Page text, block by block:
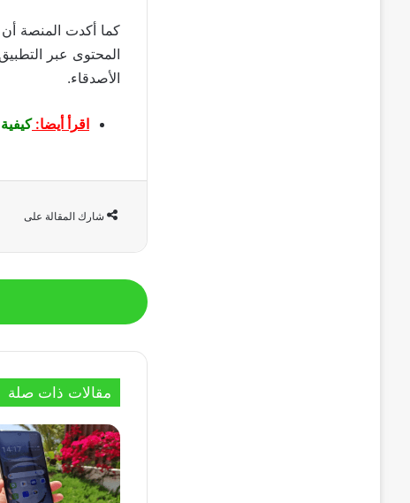
المحتوى عبر
الأصدقاء.
اقرأ أيضا:
شارك المقالة على
مقالات ذات صلة